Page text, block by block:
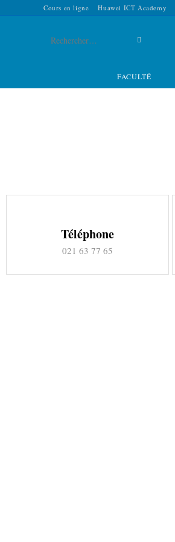
Cours en ligne Huawei ICT Academy
Rechercher
ce
FACULTÉ
Téléphone
021 63 77 65